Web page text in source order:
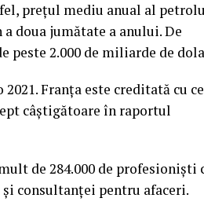
preţul mediu anual al
doua jumătate a anului. De
peste 2.000 de miliarde de
Franța este creditată cu
câștigătoare în raportul
de 284.000 de profesionişti
consultanţei pentru afaceri.